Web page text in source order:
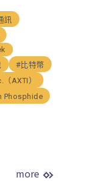
訊
#比特幣
（AXTI）
Phosphide
more